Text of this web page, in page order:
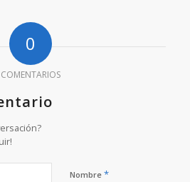
0
COMENTARIOS
Nombre *